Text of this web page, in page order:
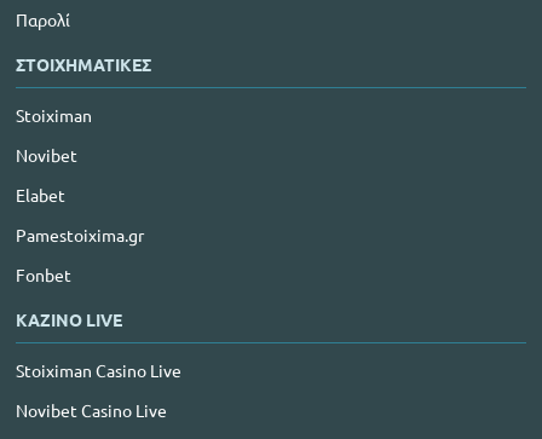
Παρολί
ΣΤΟΙΧΗΜΑΤΙΚΕΣ
Stoiximan
Novibet
Elabet
Pamestoixima.gr
Fonbet
ΚΑΖΙΝΟ LIVE
Stoiximan Casino Live
Novibet Casino Live